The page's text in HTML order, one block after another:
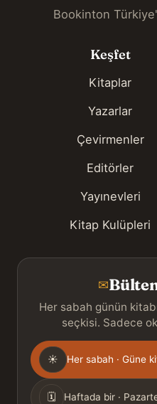
Bookinton
Keşfet
Kitaplar
Yazarlar
Çevirmenler
Editörler
Yayınevleri
Kitap Kulüpleri
✉
Her sabah günün
seçkisi. Sadece
Gönderim
sıklığı
☀ Her sabah · Güne
🗓 Haftada bir ·